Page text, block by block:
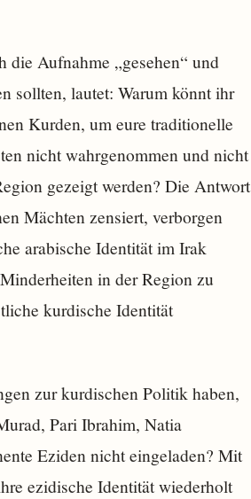
Aufnahme „gesehen“ und
sollten, lautet: Warum könnt ihr
Kurden, um eure traditionelle
nicht wahrgenommen und nicht
gezeigt werden? Die Antwort
Mächten zensiert, verborgen
arabische Identität im Irak
in der Region zu
kurdische Identität
zur kurdischen Politik haben,
Pari Ibrahim, Natia
Eziden nicht eingeladen? Mit
ezidische Identität wiederholt